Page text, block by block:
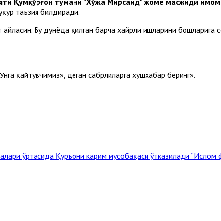
таъзия билдиради.
айласин. Бу дунёда қилган барча хайрли ишларини бошларига
қайтувчимиз», деган сабрлиларга хушхабар беринг».
ўртасида Қуръони карим мусобақаси ўтказилади “Ислом